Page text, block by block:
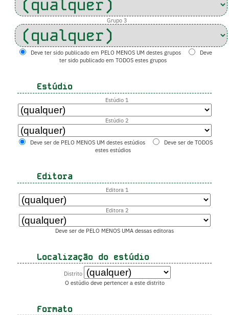
Grupo 3
Deve ter sido publicado em PELO MENOS UM destes grupos
Deve
ter sido publicado em TODOS estes grupos
Estúdio
Estúdio 1
Estúdio 2
Deve ser de PELO MENOS UM destes estúdios
Deve ser de TODOS
estes estúdios
Editora
Editora 1
Editora 2
Deve ser de PELO MENOS UMA dessas editoras
Localização do estúdio
Distrito
O estúdio deve pertencer a este distrito
Formato